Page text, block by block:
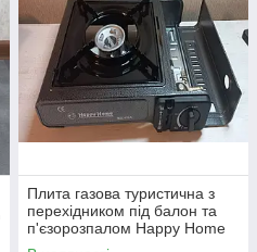
Плита газова туристична з
перехідником під балон та
п'єзорозпалом Happy Home
BDZ-155A